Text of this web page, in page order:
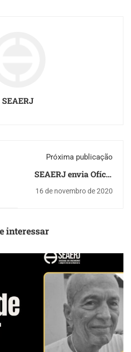
SEAERJ
Próxima publicação
SEAERJ envia Ofício
parabenizando novo
presidente da CEDAE
16 de novembro de 2020
interessar